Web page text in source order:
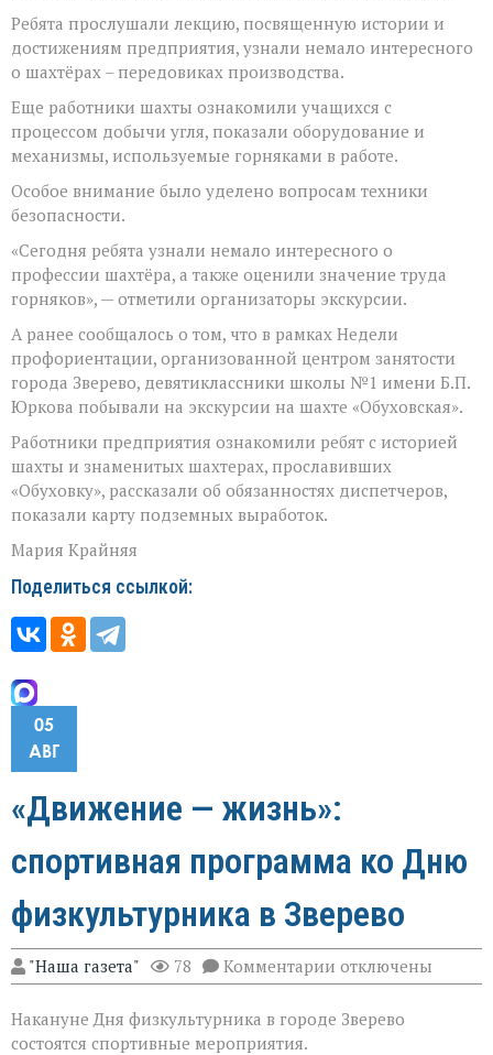
Ребята прослушали лекцию, посвященную истории и
достижениям предприятия, узнали немало интересного
о шахтёрах – передовиках производства.
Еще работники шахты ознакомили учащихся с
процессом добычи угля, показали оборудование и
механизмы, используемые горняками в работе.
Особое внимание было уделено вопросам техники
безопасности.
«Сегодня ребята узнали немало интересного о
профессии шахтёра, а также оценили значение труда
горняков», — отметили организаторы экскурсии.
А ранее сообщалось о том, что в рамках Недели
профориентации, организованной центром занятости
города Зверево, девятиклассники школы №1 имени Б.П.
Юркова побывали на экскурсии на шахте «Обуховская».
Работники предприятия ознакомили ребят с историей
шахты и знаменитых шахтерах, прославивших
«Обуховку», рассказали об обязанностях диспетчеров,
показали карту подземных выработок.
Мария Крайняя
Поделиться ссылкой:
05
АВГ
«Движение — жизнь»:
спортивная программа ко Дню
физкультурника в Зверево
"Наша газета" 78 Комментарии к
записи
спортивная
отключены
Накануне Дня физкультурника в городе Зверево
состоятся спортивные мероприятия.